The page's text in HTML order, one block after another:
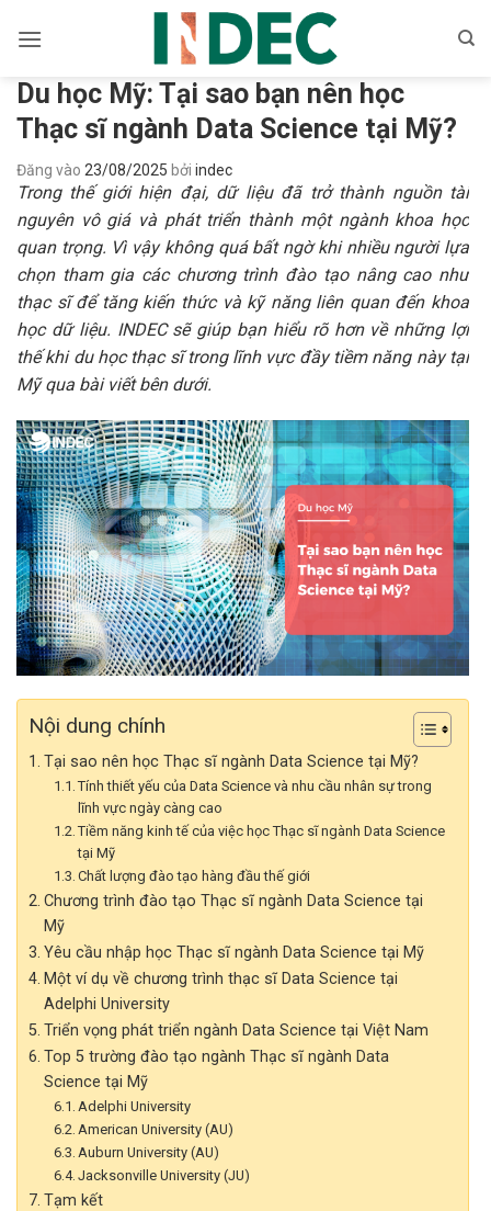
qua
dungDu học Mỹ: Tại sao bạn nên học
Thạc sĩ ngành Data Science tại Mỹ?
Đăng vào 23/08/2025 bởi indec
Trong thế giới hiện đại, dữ liệu đã trở thành nguồn tài
nguyên vô giá và phát triển thành một ngành khoa học
quan trọng. Vì vậy không quá bất ngờ khi nhiều người lựa
chọn tham gia các chương trình đào tạo nâng cao như
thạc sĩ để tăng kiến thức và kỹ năng liên quan đến khoa
học dữ liệu. INDEC sẽ giúp bạn hiểu rõ hơn về những lợi
thế khi du học thạc sĩ trong lĩnh vực đầy tiềm năng này tại
Mỹ qua bài viết bên dưới.
Nội dung chính
Tại sao nên học Thạc sĩ ngành Data Science tại Mỹ?
Tính thiết yếu của Data Science và nhu cầu nhân sự trong
lĩnh vực ngày càng cao
Tiềm năng kinh tế của việc học Thạc sĩ ngành Data Science
tại Mỹ
Chất lượng đào tạo hàng đầu thế giới
Chương trình đào tạo Thạc sĩ ngành Data Science tại
Mỹ
Yêu cầu nhập học Thạc sĩ ngành Data Science tại Mỹ
Một ví dụ về chương trình thạc sĩ Data Science tại
Adelphi University
Triển vọng phát triển ngành Data Science tại Việt Nam
Top 5 trường đào tạo ngành Thạc sĩ ngành Data
Science tại Mỹ
Adelphi University
American University (AU)
Auburn University (AU)
Jacksonville University (JU)
Tạm kết